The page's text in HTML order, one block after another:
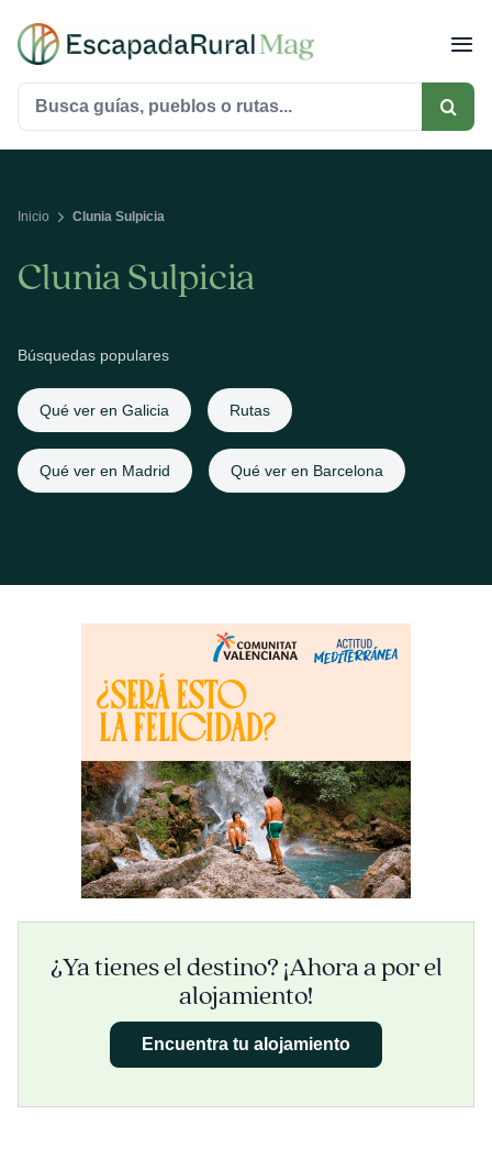
contenido
Buscar:
Inicio Clunia Sulpicia
Clunia Sulpicia
Búsquedas populares
Qué ver en Galicia Rutas
Qué ver en Madrid Qué ver en Barcelona
¿Ya tienes el destino? ¡Ahora a por el
alojamiento!
Encuentra tu alojamiento